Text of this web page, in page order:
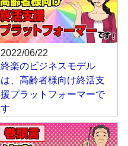
2022/06/22
終楽のビジネスモデル
は、高齢者様向け終活支
援プラットフォーマーで
す